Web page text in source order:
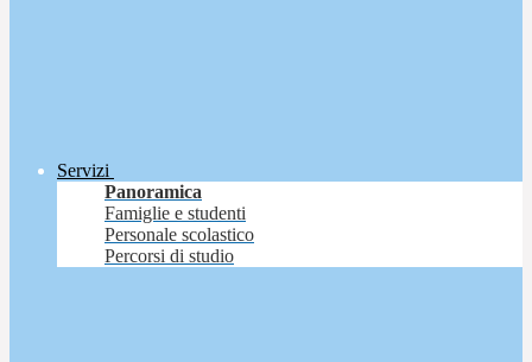
Servizi
Panoramica
Famiglie e studenti
Personale scolastico
Percorsi di studio